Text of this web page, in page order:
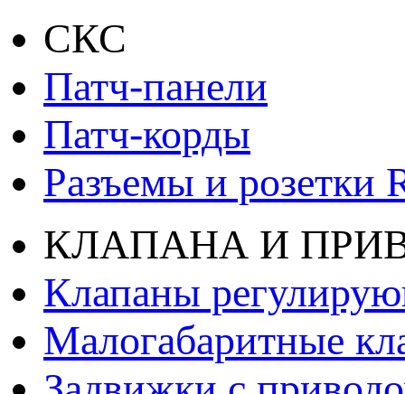
СКС
Патч-панели
Патч-корды
Разъемы и розетки
КЛАПАНА И
Клапаны
Малогабаритные